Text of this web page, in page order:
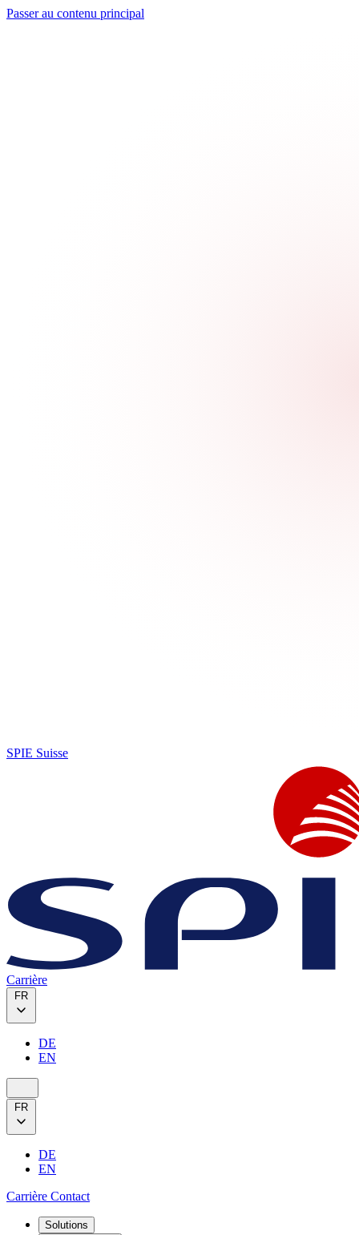
Passer au contenu principal
SPIE Suisse
Carrière
FR
DE
EN
FR
DE
EN
Carrière Contact
Solutions